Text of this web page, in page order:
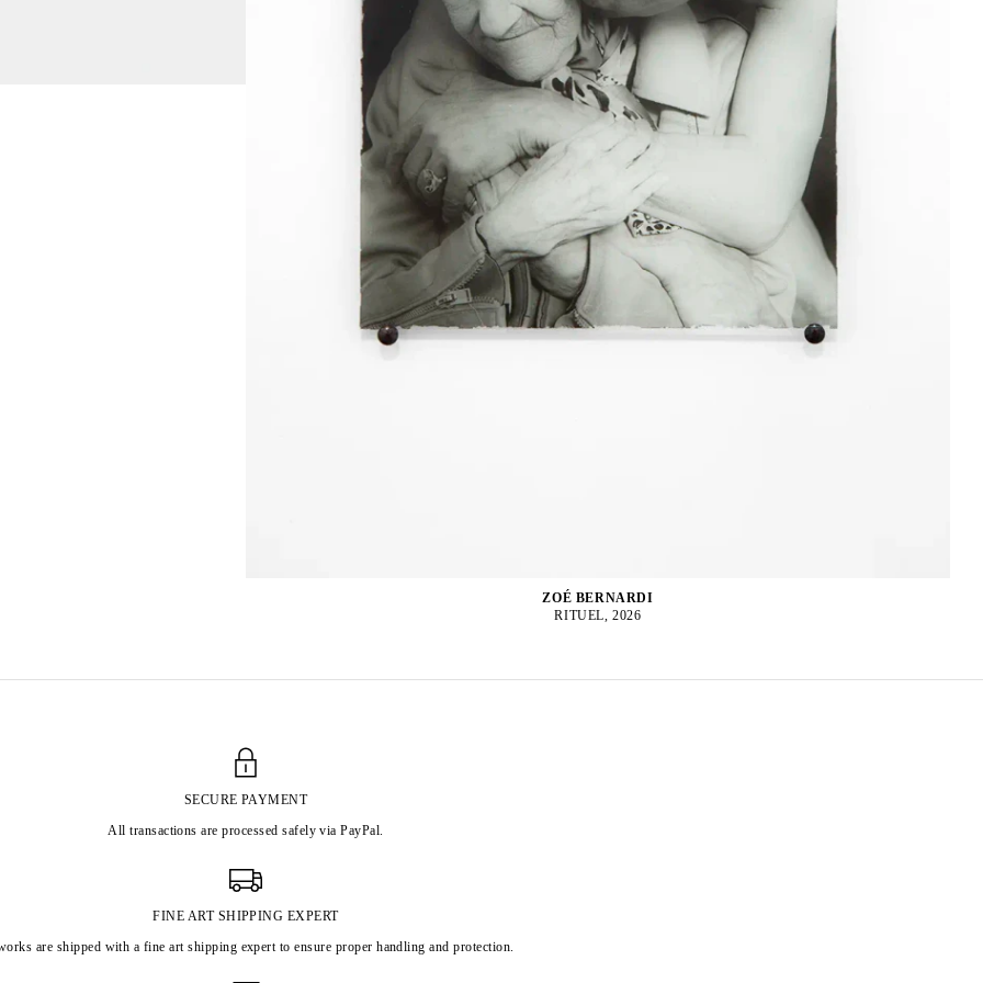
ZOÉ BERNARDI
RITUEL, 2026
SECURE PAYMENT
All transactions are processed safely via PayPal.
FINE ART SHIPPING EXPERT
are shipped with a fine art shipping expert to ensure proper handling and protection.